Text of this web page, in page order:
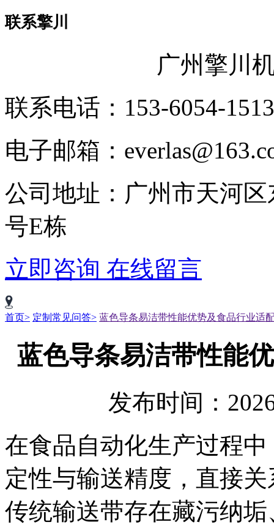
联系擎川
广州擎川
联系电话：153-6054-1513
电子邮箱：
公司地址：广州市天河
号E栋
立即咨询 在线留言
首页> 定制常见问答> 蓝色导条易洁带性能优势及食品行业适
蓝色导条易洁带性能
发布时间：
在食品自动化生产过程
定性与输送精度，直接
传统输送带存在藏污纳